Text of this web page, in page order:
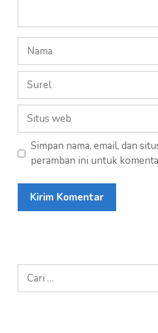
Nama
Surel
Situs
web
Simpan nama, email, dan
peramban ini untuk
Cari
untuk: